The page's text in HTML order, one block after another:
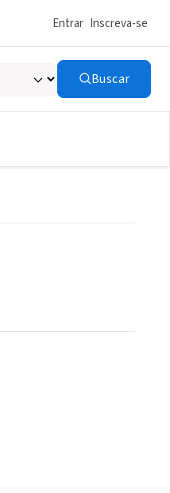
Entrar Inscreva-se
Buscar